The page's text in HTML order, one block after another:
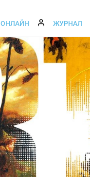
ОНЛАЙН ЖУРНАЛ